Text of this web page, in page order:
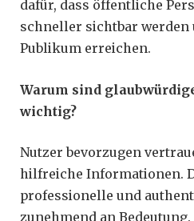
dafür, dass öffentliche
schneller sichtbar werden
Publikum erreichen.
Warum sind
wichtig?
Nutzer bevorzugen
hilfreiche Informationen.
professionelle und
zunehmend an Bedeutung.